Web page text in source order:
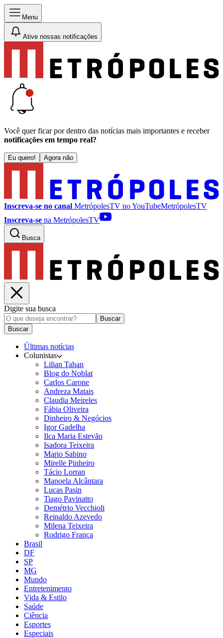
Menu
Ative nossas notificações
Você quer ficar por dentro das notícias mais importantes e receber
notificações em tempo real?
Eu quero! Agora não
Inscreva-se no canal MetrópolesTV noYouTubeMetrópolesTV
Inscreva-se na MetrópolesTV
Busca
Digite sua busca
Buscar
Buscar
Últimas notícias
Colunistas
Lilian Tahan
Blog do Noblat
Carlos Carone
Andreza Matais
Claudia Meireles
Fábia Oliveira
Dinheiro & Negócios
Igor Gadelha
Ilca Maria Estevão
Isadora Teixeira
Mario Sabino
Mirelle Pinheiro
Tácio Lorran
Manoela Alcântara
Lucas Pasin
Tiago Pavinatto
Demétrio Vecchioli
Reinaldo Azevedo
Milena Teixeira
Rodrigo França
Brasil
DF
SP
MG
Mundo
Entretenimento
Vida & Estilo
Saúde
Ciência
Esportes
Especiais